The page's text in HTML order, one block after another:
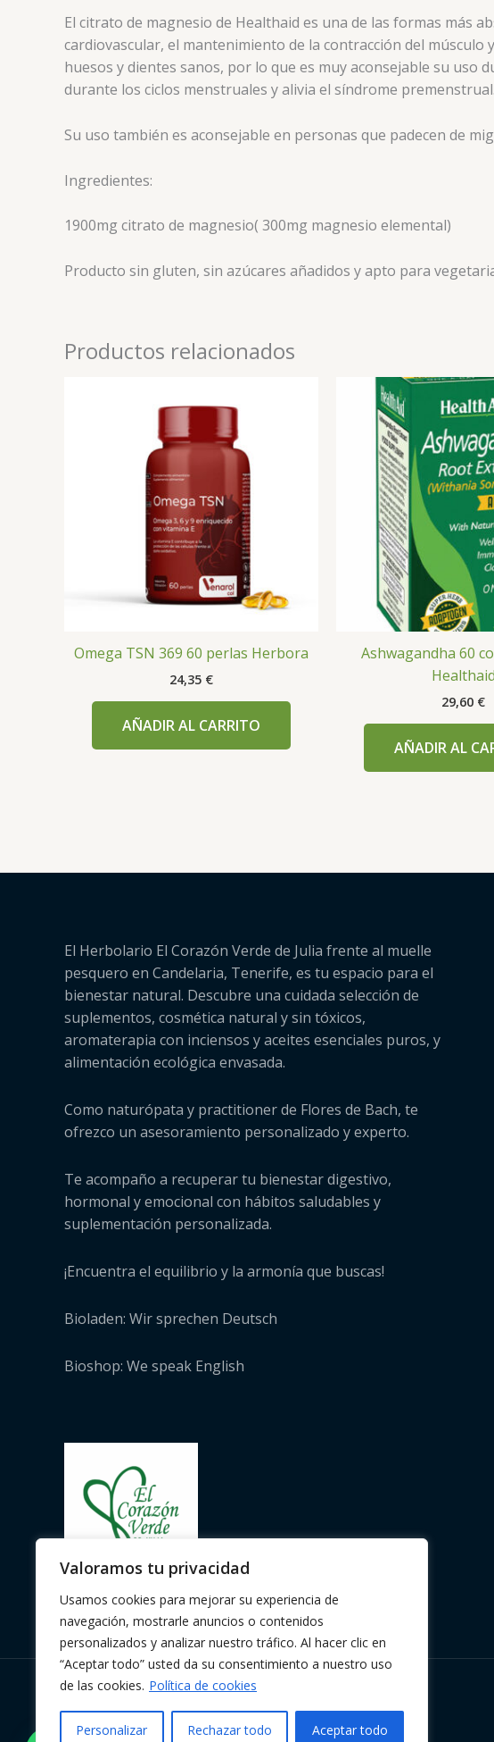
Valoramos tu privacidad
Usamos cookies para mejorar su experiencia de
navegación, mostrarle anuncios o contenidos
personalizados y analizar nuestro tráfico. Al hacer clic en
“Aceptar todo” usted da su consentimiento a nuestro uso
de las cookies. Política de cookies
Personalizar Rechazar todo Aceptar todo
El citrato de magnesio de Healthaid es una de las formas más
cardiovascular, el mantenimiento de la contracción del
huesos y dientes sanos, por lo que es muy aconsejable su uso
durante los ciclos menstruales y alivia el síndrome premenstrual.
Su uso también es aconsejable en personas que padecen de
Ingredientes:
1900mg citrato de magnesio( 300mg magnesio elemental)
Producto sin gluten, sin azúcares añadidos y apto para
Productos relacionados
Omega TSN 369 60 perlas Herbora
24,35 €
AÑADIR AL CARRITO
Ashwagandha 60
Healthaid
29,60 €
AÑADIR AL
El Herbolario El Corazón Verde de Julia frente al muelle
pesquero en Candelaria, Tenerife, es tu espacio para el
bienestar natural. Descubre una cuidada selección de
suplementos, cosmética natural y sin tóxicos,
aromaterapia con inciensos y aceites esenciales puros, y
alimentación ecológica envasada.
Como naturópata y practitioner de Flores de Bach, te
ofrezco un asesoramiento personalizado y experto.
Te acompaño a recuperar tu bienestar digestivo,
hormonal y emocional con hábitos saludables y
suplementación personalizada.
¡Encuentra el equilibrio y la armonía que buscas!
Bioladen: Wir sprechen Deutsch
Bioshop: We speak English
Copyright © 2026 | Herbolario El
Corazón Verde de Julia